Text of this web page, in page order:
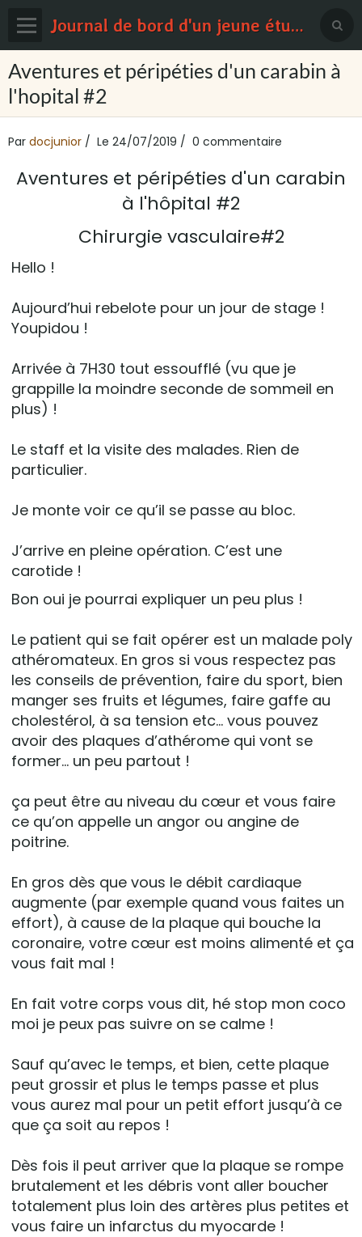
Journal de bord d'un jeune étudiant en médecine
Page d'accueil
Blog
Contact
Aventures et péripéties d'un carabin à
l'hopital #2
Par docjunior Le 24/07/2019 0 commentaire
Aventures et péripéties d'un carabin
à l'hôpital #2
Chirurgie vasculaire#2
Hello !
Aujourd’hui rebelote pour un jour de stage !
Youpidou !
Arrivée à 7H30 tout essoufflé (vu que je
grappille la moindre seconde de sommeil en
plus) !
Le staff et la visite des malades. Rien de
particulier.
Je monte voir ce qu’il se passe au bloc.
J’arrive en pleine opération. C’est une
carotide !
Bon oui je pourrai expliquer un peu plus !
Le patient qui se fait opérer est un malade poly
athéromateux. En gros si vous respectez pas
les conseils de prévention, faire du sport, bien
manger ses fruits et légumes, faire gaffe au
cholestérol, à sa tension etc… vous pouvez
avoir des plaques d’athérome qui vont se
former… un peu partout !
ça peut être au niveau du cœur et vous faire
ce qu’on appelle un angor ou angine de
poitrine.
En gros dès que vous le débit cardiaque
augmente (par exemple quand vous faites un
effort), à cause de la plaque qui bouche la
coronaire, votre cœur est moins alimenté et ça
vous fait mal !
En fait votre corps vous dit, hé stop mon coco
moi je peux pas suivre on se calme !
Sauf qu’avec le temps, et bien, cette plaque
peut grossir et plus le temps passe et plus
vous aurez mal pour un petit effort jusqu’à ce
que ça soit au repos !
Dès fois il peut arriver que la plaque se rompe
brutalement et les débris vont aller boucher
totalement plus loin des artères plus petites et
vous faire un infarctus du myocarde !